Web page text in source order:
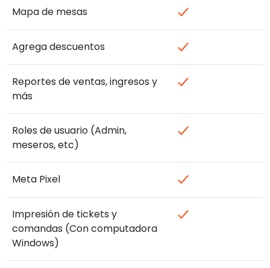
Mapa de mesas
Agrega descuentos
Reportes de ventas, ingresos y
más
Roles de usuario (Admin,
meseros, etc)
Meta Pixel
Impresión de tickets y
comandas (Con computadora
Windows)